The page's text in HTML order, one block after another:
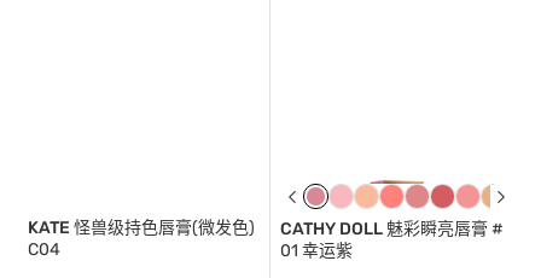
KATE 怪兽级持色唇膏(微发色)
C04
CATHY DOLL 魅彩瞬亮唇膏 #
01 幸运紫